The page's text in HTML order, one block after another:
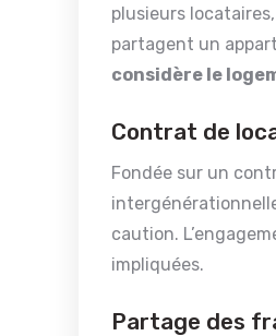
plusieurs
partagent un
considère le
Contrat de
Fondée sur un
caution.
impliquées.
Partage des